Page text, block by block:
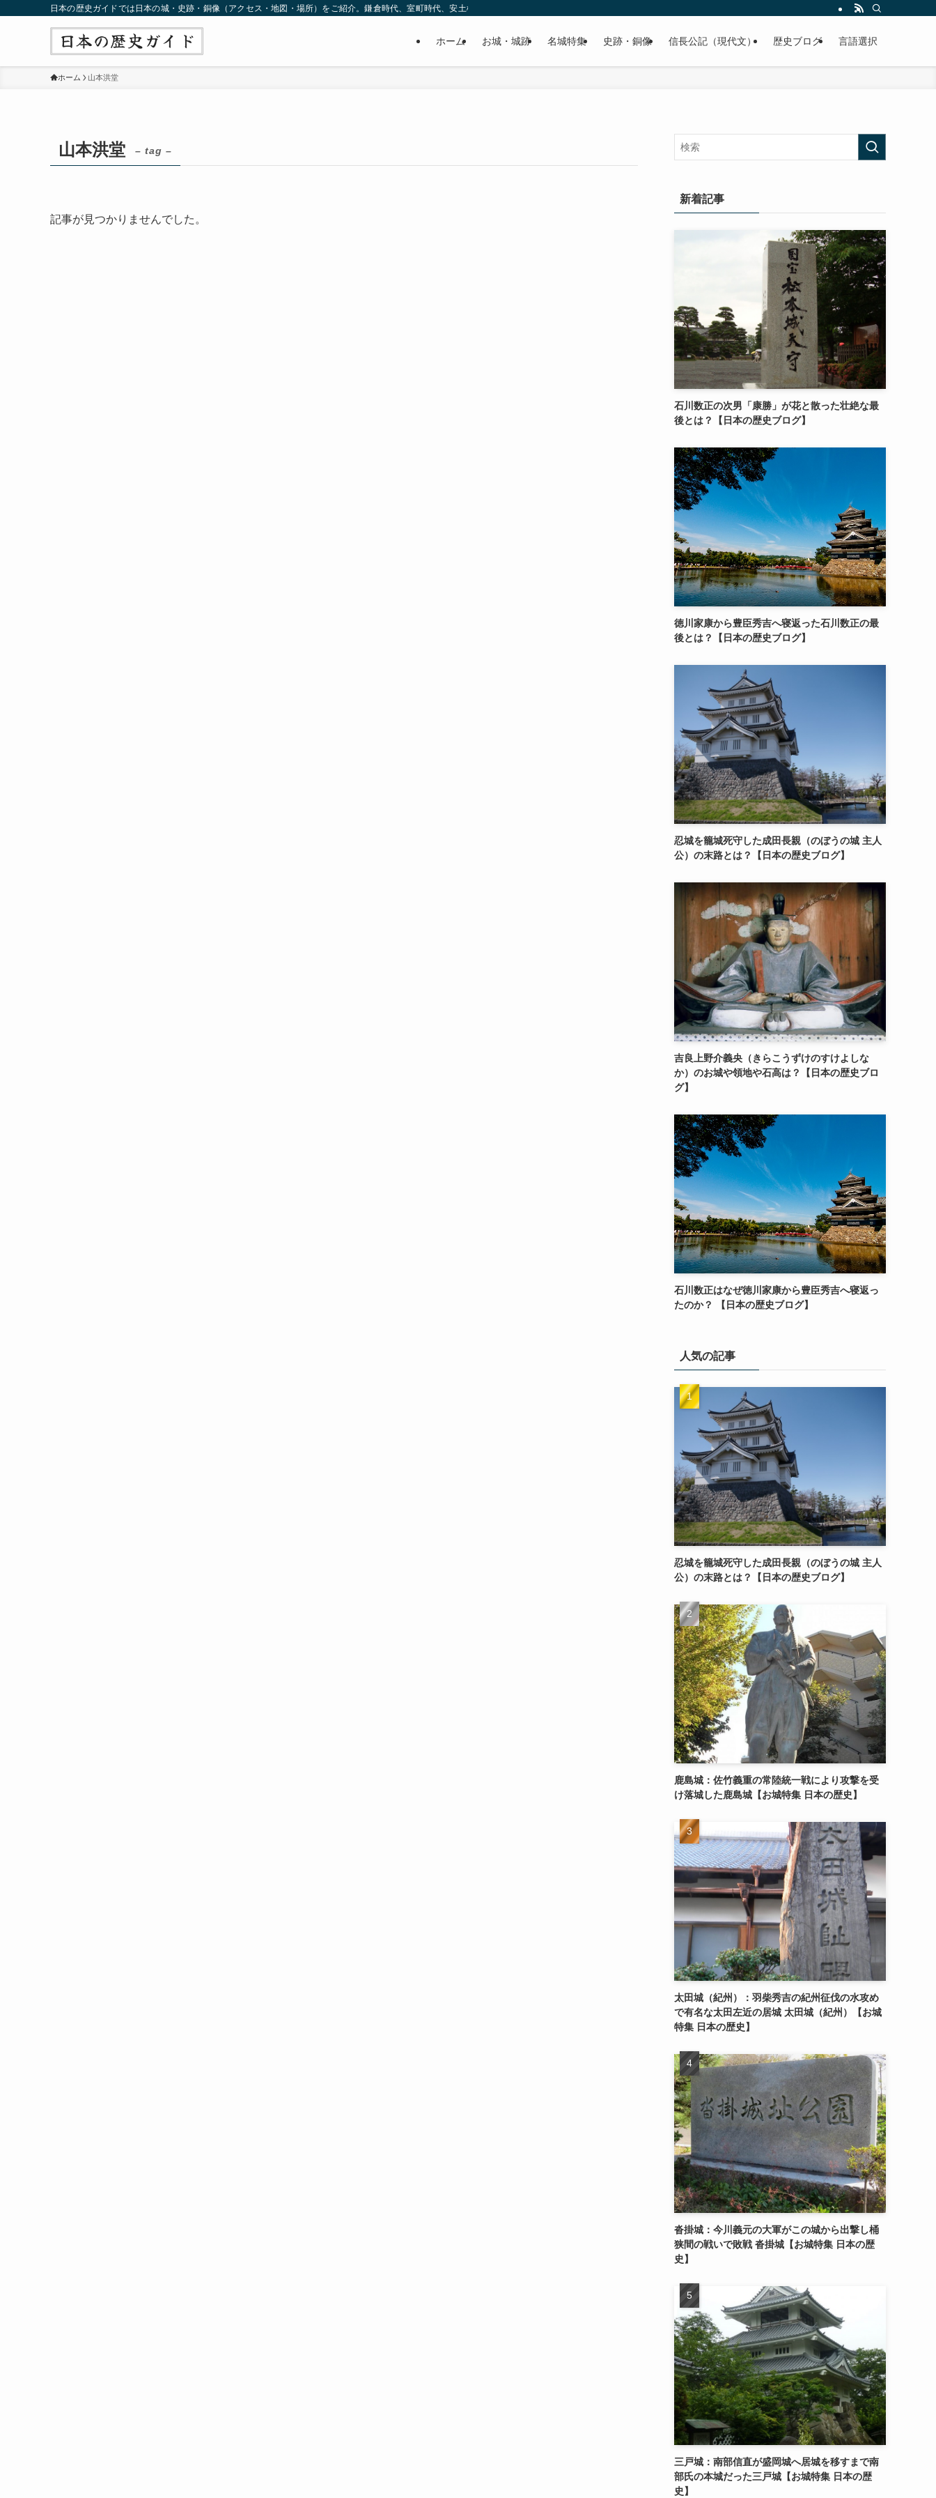
日本の歴史ガイドでは日本の城・史跡・銅像（アクセス・地図・場所）をご紹介。鎌倉時代、室町時代、安土桃山時代（戦国時代）、江戸時代と幅広くご紹介致します。
ホーム お城・城跡 名城特集 史跡・銅像 信長公記（現代文） 歴史ブログ 言語選択
ホーム 山本洪堂
山本洪堂 – tag –
記事が見つかりませんでした。
新着記事
石川数正の次男「康勝」が花と散った壮絶な最
後とは？【日本の歴史ブログ】
徳川家康から豊臣秀吉へ寝返った石川数正の最
後とは？【日本の歴史ブログ】
忍城を籠城死守した成田長親（のぼうの城 主人
公）の末路とは？【日本の歴史ブログ】
吉良上野介義央（きらこうずけのすけよしな
か）のお城や領地や石高は？【日本の歴史ブロ
グ】
石川数正はなぜ徳川家康から豊臣秀吉へ寝返っ
たのか？ 【日本の歴史ブログ】
人気の記事
忍城を籠城死守した成田長親（のぼうの城 主人
公）の末路とは？【日本の歴史ブログ】
鹿島城：佐竹義重の常陸統一戦により攻撃を受
け落城した鹿島城【お城特集 日本の歴史】
太田城（紀州）：羽柴秀吉の紀州征伐の水攻め
で有名な太田左近の居城 太田城（紀州）【お城
特集 日本の歴史】
沓掛城：今川義元の大軍がこの城から出撃し桶
狭間の戦いで敗戦 沓掛城【お城特集 日本の歴
史】
三戸城：南部信直が盛岡城へ居城を移すまで南
部氏の本城だった三戸城【お城特集 日本の歴
史】